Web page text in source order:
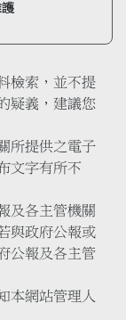
檢索，並不提
疑義，建議您
所提供之電子
文字有所不
及各主管機關
與政府公報或
公報及各主管
本網站管理人